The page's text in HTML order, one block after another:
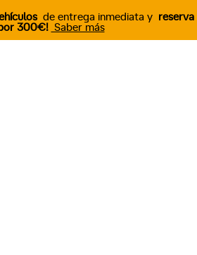
de entrega inmediata y reserva
300€! Saber más